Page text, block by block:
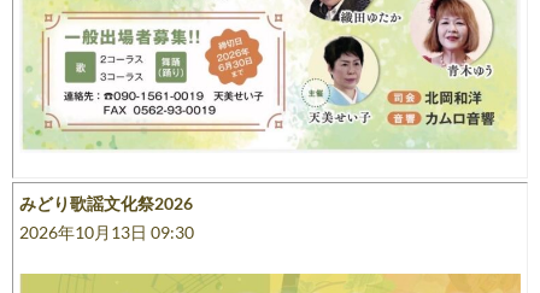
みどり歌謡文化祭2026
2026年10月13日 09:30